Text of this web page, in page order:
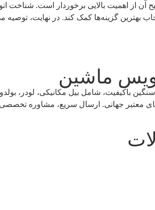
از اهمیت بالایی برخوردار است. شناخت
بهترین گزینه‌ها کمک کند. در نهایت،
ماشین
باکیفیت، شامل بیل مکانیکی، لودر،
معتبر جهانی. ارسال سریع، مشاوره تخصصی